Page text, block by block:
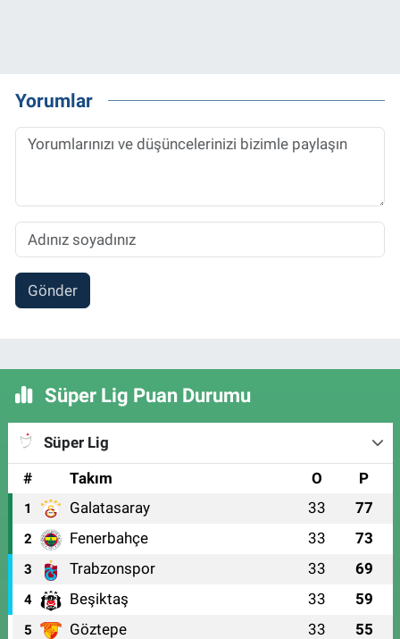
Yorumlar
Gönder
Süper Lig Puan Durumu
Süper Lig
#
Takım O P
1 Galatasaray 33 77
2 Fenerbahçe 33 73
3 Trabzonspor 33 69
4 Beşiktaş 33 59
5 Göztepe 33 55